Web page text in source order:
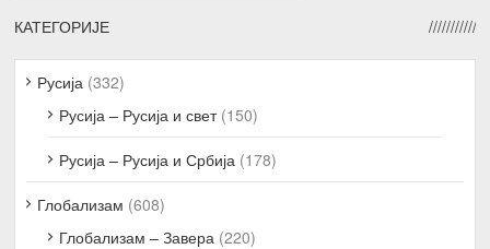
КАТЕГОРИЈЕ
Русија (332)
Русија – Русија и свет(150)
Русија – Русија и Србија (178)
Глобализам (608)
Глобализам – Завера (220)